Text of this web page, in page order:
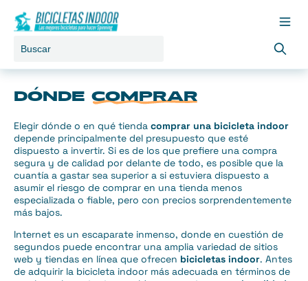
Ir al contenido
Toggle
Buscar
DÓNDE COMPRAR
Elegir dónde o en qué tienda comprar una bicicleta indoor
depende principalmente del presupuesto que esté
dispuesto a invertir. Si es de los que prefiere una compra
segura y de calidad por delante de todo, es posible que la
cuantía a gastar sea superior a si estuviera dispuesto a
asumir el riesgo de comprar en una tienda menos
especializada o fiable, pero con precios sorprendentemente
más bajos.
Internet es un escaparate inmenso, donde en cuestión de
segundos puede encontrar una amplia variedad de sitios
web y tiendas en línea que ofrecen bicicletas indoor. Antes
de adquirir la bicicleta indoor más adecuada en términos de